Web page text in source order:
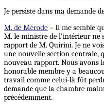
Je persiste dans ma demande
M. de Mérode – Il me semble
M. le ministre de l'intérieur ne
rapport de M. Quirini. Je ne
une nouvelle section centrale,
nouveau rapport. Nous avons
honorable membre y a
travail comme celui-là fût
demande que la chambre
précédemment.